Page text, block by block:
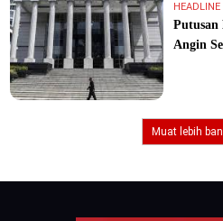
HEADLINE
Angin
Muat lebih